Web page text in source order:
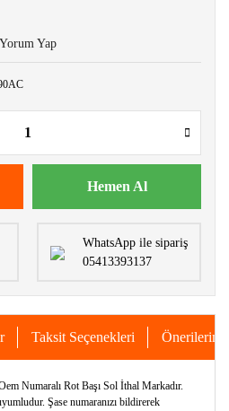
Yorum Yap
Hemen Al
WhatsApp ile sipariş
05413393137
Taksit Seçenekleri Önerileriniz
Numaralı Rot Başı Sol İthal Markadır.
Şase numaranızı bildirerek